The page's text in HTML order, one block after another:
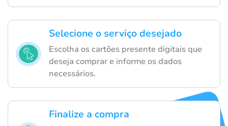
Selecione o serviço desejado
Escolha os cartões presente digitais que
deseja comprar e informe os dados
necessários.
Finalize a compra